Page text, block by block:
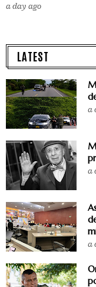
a day ago
LATEST
a
a
a